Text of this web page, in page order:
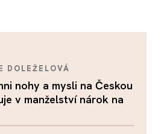
DOLEŽELOVÁ
nohy a mysli na Českou
v manželství nárok na